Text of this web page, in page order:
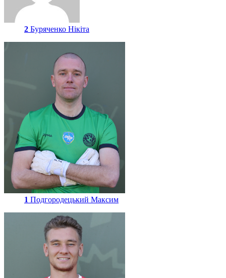
2 Буряченко Нікіта
1 Подгородецький Максим